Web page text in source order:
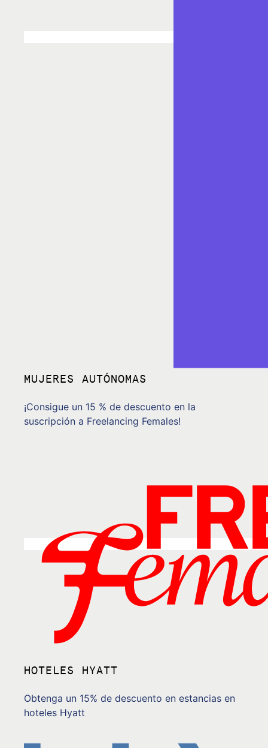
MUJERES AUTÓNOMAS
¡Consigue un 15 % de descuento en la
suscripción a Freelancing Females!
HOTELES HYATT
Obtenga un 15% de descuento en estancias en
hoteles Hyatt